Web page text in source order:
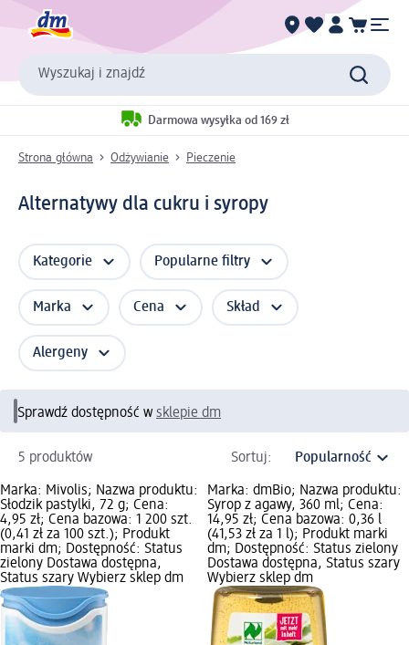
Wyszukaj i znajdź
Darmowa wysyłka od 169 zł
Strona główna Odżywianie Pieczenie
Alternatywy dla cukru i syropy
Kategorie Popularne filtry
Marka Cena Skład
Alergeny
Sprawdź dostępność w sklepie dm
5 produktów Sortuj:
Marka: Mivolis; Nazwa produktu:
Słodzik pastylki, 72 g; Cena:
4,95 zł; Cena bazowa: 1 200 szt.
(0,41 zł za 100 szt.); Produkt
marki dm; Dostępność: Status
zielony Dostawa dostępna,
Status szary Wybierz sklep dm
Marka: dmBio; Nazwa produktu:
Syrop z agawy, 360 ml; Cena:
14,95 zł; Cena bazowa: 0,36 l
(41,53 zł za 1 l); Produkt marki
dm; Dostępność: Status zielony
Dostawa dostępna, Status szary
Wybierz sklep dm